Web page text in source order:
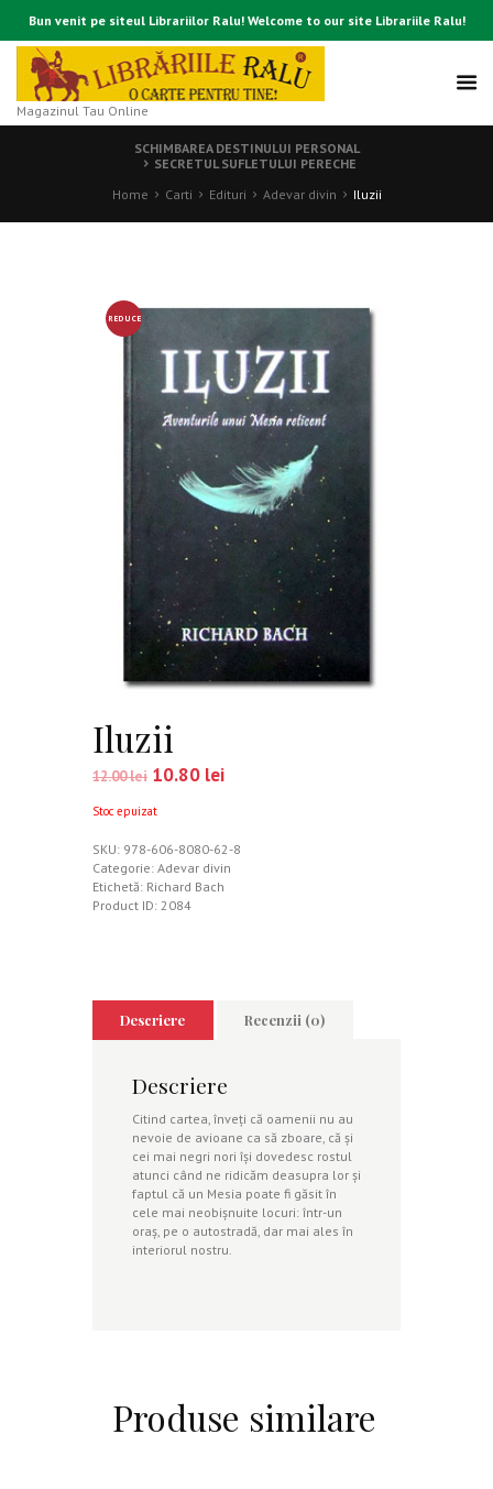
Bun venit pe siteul Librariilor Ralu! Welcome to our site Librariile Ralu!
Magazinul Tau Online
SCHIMBAREA DESTINULUI PERSONAL
SECRETUL SUFLETULUI PERECHE
Home
Carti Edituri Adevar divin Iluzii
REDUCE
RE!
Iluzii
12.00lei 10.80 lei
Stoc epuizat
SKU: 978-606-8080-62-8
Categorie: Adevar divin
Etichetă: Richard Bach
Product ID: 2084
Descriere Recenzii (0)
Descriere
Citind cartea, înveţi că oamenii nu au
nevoie de avioane ca să zboare, că şi
cei mai negri nori îşi dovedesc rostul
atunci când ne ridicăm deasupra lor şi
faptul că un Mesia poate fi găsit în
cele mai neobişnuite locuri: într-un
oraş, pe o autostradă, dar mai ales în
interiorul nostru.
Produse similare